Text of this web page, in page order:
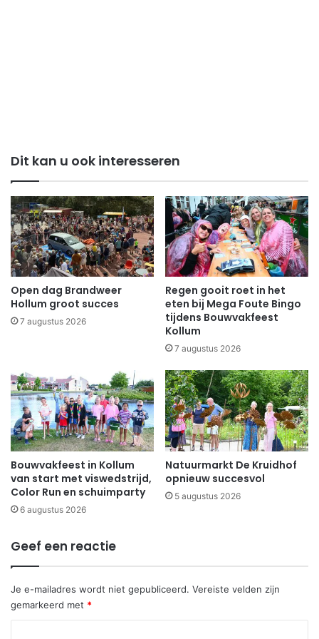
Dit kan u ook interesseren
Open dag Brandweer
Hollum groot succes
7 augustus 2026
Regen gooit roet in het
eten bij Mega Foute Bingo
tijdens Bouwvakfeest
Kollum
7 augustus 2026
Bouwvakfeest in Kollum
van start met viswedstrijd,
Color Run en schuimparty
6 augustus 2026
Natuurmarkt De Kruidhof
opnieuw succesvol
5 augustus 2026
Geef een reactie
Je e-mailadres wordt niet gepubliceerd. Vereiste velden zijn
gemarkeerd met *